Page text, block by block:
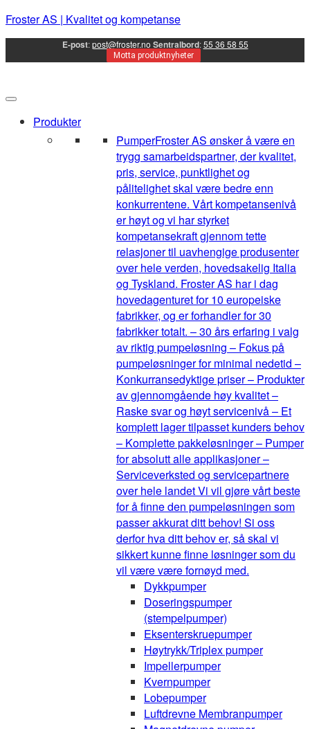
Froster AS | Kvalitet og kompetanse
E-post:post@froster.no Sentralbord:55 36 58 55
Motta produktnyheter
Produkter
PumperFroster AS ønsker å være en
trygg samarbeidspartner, der kvalitet,
pris, service, punktlighet og
pålitelighet skal være bedre enn
konkurrentene. Vårt kompetansenivå
er høyt og vi har styrket
kompetansekraft gjennom tette
relasjoner til uavhengige produsenter
over hele verden, hovedsakelig Italia
og Tyskland. Froster AS har i dag
hovedagenturet for 10 europeiske
fabrikker, og er forhandler for 30
fabrikker totalt. – 30 års erfaring i valg
av riktig pumpeløsning – Fokus på
pumpeløsninger for minimal nedetid –
Konkurransedyktige priser – Produkter
av gjennomgående høy kvalitet –
Raske svar og høyt servicenivå – Et
komplett lager tilpasset kunders behov
– Komplette pakkeløsninger – Pumper
for absolutt alle applikasjoner –
Serviceverksted og servicepartnere
over hele landet Vi vil gjøre vårt beste
for å finne den pumpeløsningen som
passer akkurat ditt behov! Si oss
derfor hva ditt behov er, så skal vi
sikkert kunne finne løsninger som du
vil være være fornøyd med.
Dykkpumper
Doseringspumper
(stempelpumper)
Eksenterskruepumper
Høytrykk/Triplex pumper
Impellerpumper
Kvernpumper
Lobepumper
Luftdrevne Membranpumper